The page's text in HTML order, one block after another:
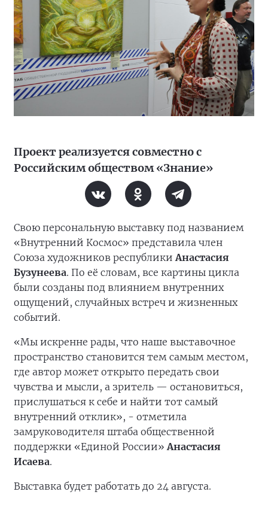
Проект реализуется совместно с
Российским обществом «Знание»
Свою персональную выставку под названием
«Внутренний Космос» представила член
Союза художников республики Анастасия
Бузунеева. По её словам, все картины цикла
были созданы под влиянием внутренних
ощущений, случайных встреч и жизненных
событий.
«Мы искренне рады, что наше выставочное
пространство становится тем самым местом,
где автор может открыто передать свои
чувства и мысли, а зритель — остановиться,
прислушаться к себе и найти тот самый
внутренний отклик», - отметила
замруководителя штаба общественной
поддержки «Единой России» Анастасия
Исаева.
Выставка будет работать до 24 августа.